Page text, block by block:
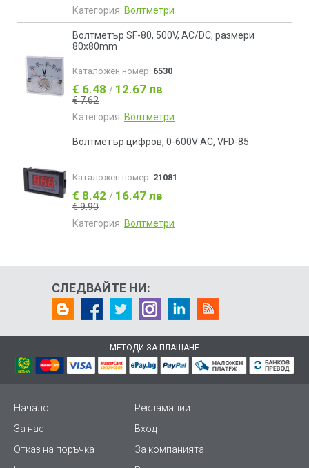
Категория: Волтметри
Волтметър SF-80, 500V, AC/DC, размери
80x80mm
Каталожен номер: 6530
€ 6.48 / 12.67 лв
€ 7.62
Категория: Волтметри
Волтметър цифров, 0-600V AC, VFD-85
Каталожен номер: 21081
€ 8.42 / 16.47 лв
€ 9.90
Категория: Волтметри
СЛЕДВАЙТЕ НИ:
МЕТОДИ ЗА ПЛАЩАНЕ
Начало
Рекламации
За нас
Вход
Отказ на поръчка
За компанията